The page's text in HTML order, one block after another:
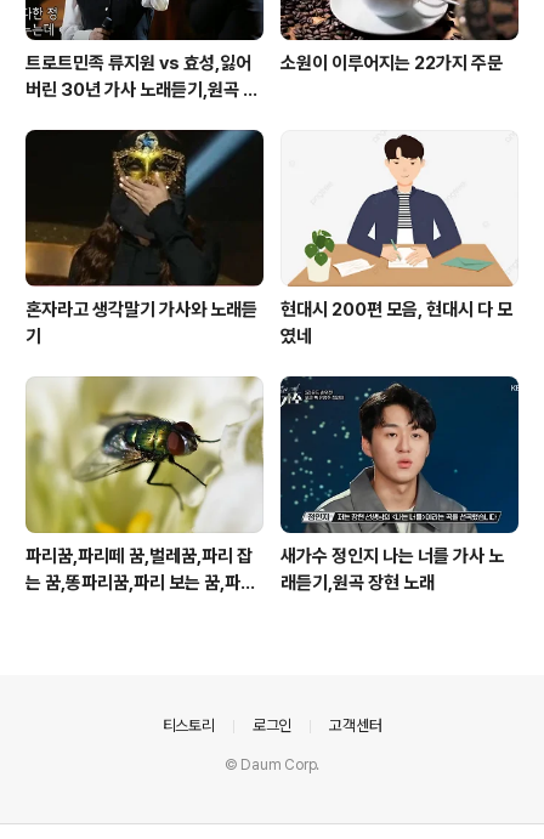
트로트민족 류지원 vs 효성,잃어
버린 30년 가사 노래듣기,원곡 설
소원이 이루어지는 22가지 주문
혼자라고 생각말기 가사와 노래듣
기
현대시 200편 모음, 현대시 다 모
였네
파리꿈,파리떼 꿈,벌레꿈,파리 잡
는 꿈,똥파리꿈,파리 보는 꿈,파리
새가수 정인지 나는 너를 가사 노
래듣기,원곡 장현 노래
티스토리 로그인 고객센터
© Daum Corp.